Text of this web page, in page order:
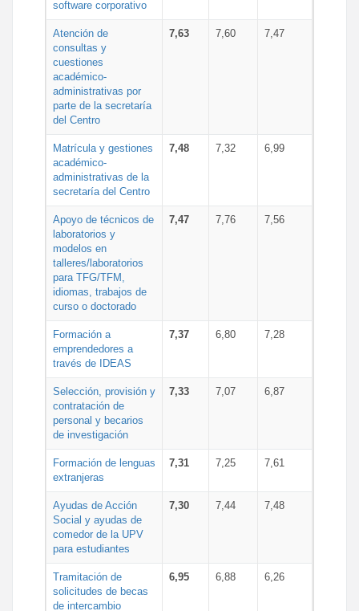
software corporativo
Atención de
consultas y
cuestiones
académico-
administrativas por
parte de la secretaría
del Centro
7,63 7,60 7,47
Matrícula y gestiones
académico-
administrativas de la
secretaría del Centro
7,48 7,32 6,99
Apoyo de técnicos de
laboratorios y
modelos en
talleres/laboratorios
para TFG/TFM,
idiomas, trabajos de
curso o doctorado
7,47 7,76 7,56
Formación a
emprendedores a
través de IDEAS
7,37 6,80 7,28
Selección, provisión y
contratación de
personal y becarios
de investigación
7,33 7,07 6,87
Formación de lenguas
extranjeras
7,31 7,25 7,61
Ayudas de Acción
Social y ayudas de
comedor de la UPV
para estudiantes
7,30 7,44 7,48
Tramitación de
solicitudes de becas
de intercambio
6,95 6,88 6,26